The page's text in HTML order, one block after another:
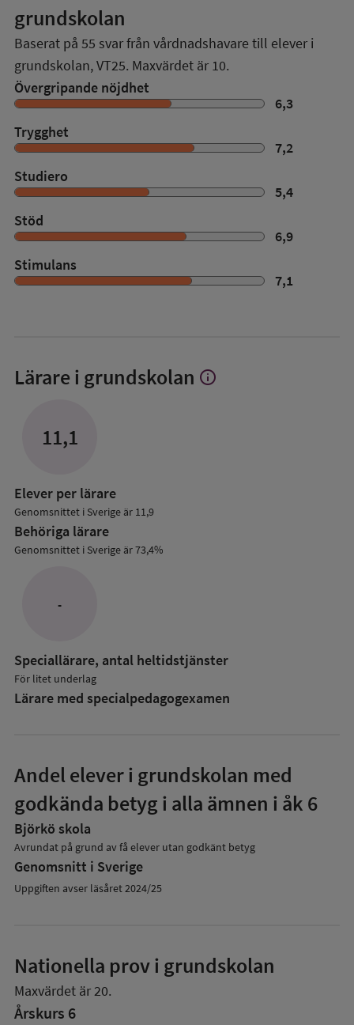
grundskolan
Baserat på 55 svar från vårdnadshavare till elever i
grundskolan,VT25. Maxvärdet är 10.
Övergripande nöjdhet
6,3
Trygghet
7,2
Studiero
5,4
Stöd
6,9
Stimulans
7,1
Lärare i grundskolan Visa
info
11,1
Elever per lärare
Genomsnittet i Sverige är 11,9
Behöriga lärare
Genomsnittet i Sverige är 73,4%
-
Speciallärare, antal heltidstjänster
För litet underlag
Lärare med specialpedagog­examen
Andel elever i grundskolan med
godkända betyg i alla ämnen i åk 6
Björkö skola
Avrundat på grund av få elever utan godkänt betyg
Genomsnitt i Sverige
Uppgiften avser läsåret 2024/25
Nationella prov i grundskolan
Maxvärdet är 20.
Årskurs 6